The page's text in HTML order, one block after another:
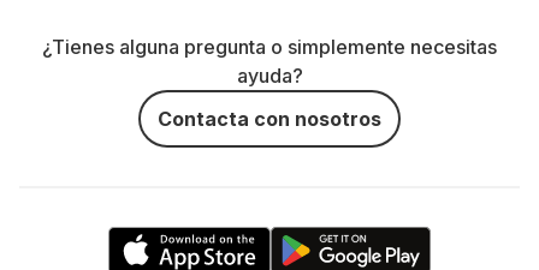
¿Tienes alguna pregunta o simplemente necesitas
ayuda?
Contacta con nosotros